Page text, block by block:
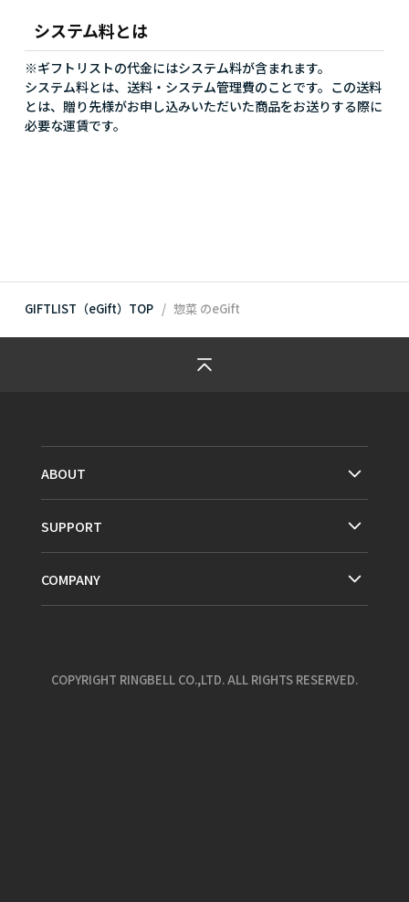
システム料とは
※ギフトリストの代金にはシステム料が含まれます。
システム料とは、送料・システム管理費のことです。この送料
とは、贈り先様がお申し込みいただいた商品をお送りする際に
必要な運賃です。
GIFTLIST（eGift）TOP 惣菜 のeGift
ABOUT
SUPPORT
COMPANY
COPYRIGHT RINGBELL CO.,LTD. ALL RIGHTS RESERVED.